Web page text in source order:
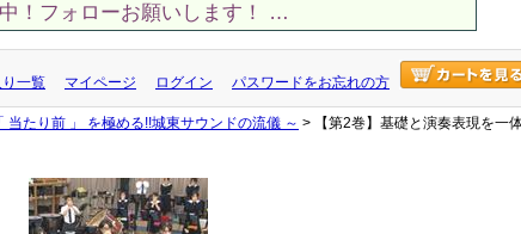
！フォローお願いします！ …
一覧 マイページ ログイン パスワードをお忘れの方
当たり前 」 を極める!!城東サウンドの流儀 ～ > 【第2巻】基礎と演奏表現を一